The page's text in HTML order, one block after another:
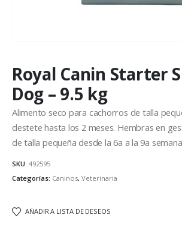
Royal Canin Starter
Dog – 9.5 kg
Alimento seco para cachorros de talla
destete hasta los 2 meses. Hembras en
de talla pequeña desde la 6a a la 9a
SKU: 492595
Categorías: Caninos, Veterinaria
AÑADIR A LISTA DE DESEOS